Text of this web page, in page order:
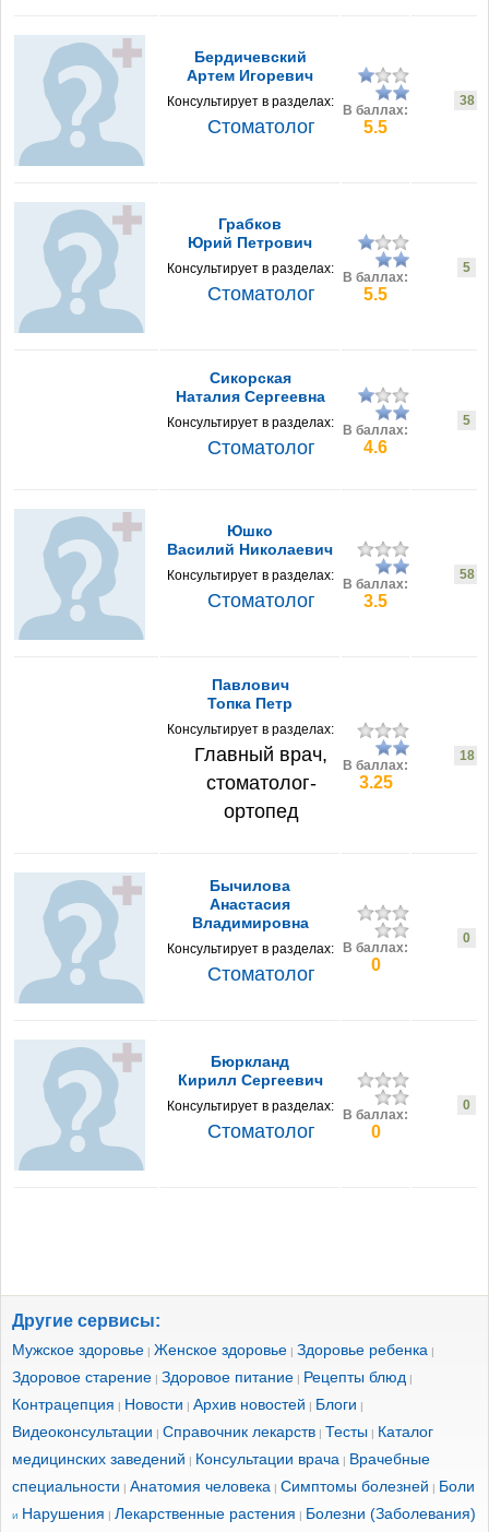
Бердичевский
Артем Игоревич
Консультирует в разделах:
Стоматолог
В баллах:
5.5
38
Грабков
Юрий Петрович
Консультирует в разделах:
Стоматолог
В баллах:
5.5
5
Сикорская
Наталия Сергеевна
Консультирует в разделах:
Стоматолог
В баллах:
4.6
5
Юшко
Василий Николаевич
Консультирует в разделах:
Стоматолог
В баллах:
3.5
58
Павлович
Топка Петр
Консультирует в разделах:
Главный врач,
стоматолог-
ортопед
В баллах:
3.25
18
Бычилова
Анастасия
Владимировна
Консультирует в разделах:
Стоматолог
В баллах:
0
0
Бюркланд
Кирилл Сергеевич
Консультирует в разделах:
Стоматолог
В баллах:
0
0
Другие сервисы:
Мужское здоровье | Женское здоровье | Здоровье ребенка |
Здоровое старение | Здоровое питание | Рецепты блюд |
Контрацепция | Новости | Архив новостей | Блоги |
Видеоконсультации | Справочник лекарств | Тесты | Каталог
медицинских заведений | Консультации врача | Врачебные
специальности | Анатомия человека | Симптомы болезней | Боли
и Нарушения | Лекарственные растения | Болезни (Заболевания)